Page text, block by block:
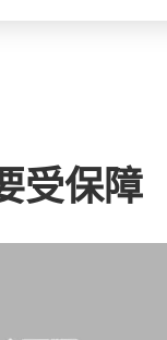
受保障